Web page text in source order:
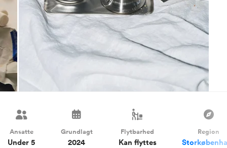
Ansatte
Under 5
Grundlagt
2024
Flytbarhed
Kan flyttes
Region